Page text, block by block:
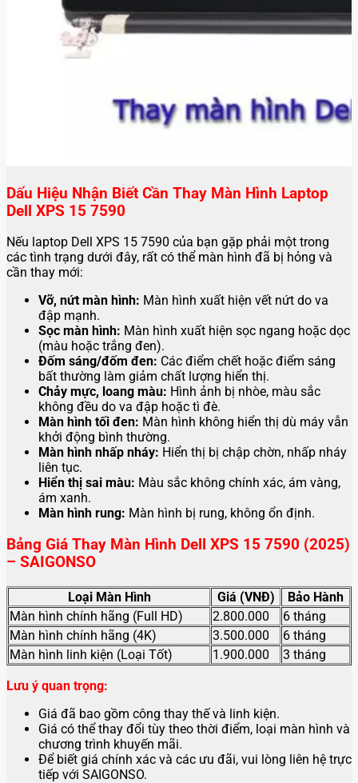
Dấu Hiệu Nhận Biết Cần Thay Màn Hình Laptop
Dell XPS 15 7590
Nếu laptop Dell XPS 15 7590 của bạn gặp phải một trong
các tình trạng dưới đây, rất có thể màn hình đã bị hỏng và
cần thay mới:
Vỡ, nứt màn hình: Màn hình xuất hiện vết nứt do va
đập mạnh.
Sọc màn hình: Màn hình xuất hiện sọc ngang hoặc dọc
(màu hoặc trắng đen).
Đốm sáng/đốm đen: Các điểm chết hoặc điểm sáng
bất thường làm giảm chất lượng hiển thị.
Chảy mực, loang màu: Hình ảnh bị nhòe, màu sắc
không đều do va đập hoặc tì đè.
Màn hình tối đen: Màn hình không hiển thị dù máy vẫn
khởi động bình thường.
Màn hình nhấp nháy: Hiển thị bị chập chờn, nhấp nháy
liên tục.
Hiển thị sai màu: Màu sắc không chính xác, ám vàng,
ám xanh.
Màn hình rung: Màn hình bị rung, không ổn định.
Bảng Giá Thay Màn Hình Dell XPS 15 7590 (2025)
– SAIGONSO
Loại Màn Hình Giá (VNĐ)
Bảo Hành
Màn hình chính hãng (Full HD)
2.800.000
6 tháng
Màn hình chính hãng (4K)
3.500.000
6 tháng
Màn hình linh kiện (Loại Tốt)
1.900.000 3 tháng
Lưu ý quan trọng:
Giá đã bao gồm công thay thế và linh kiện.
Giá có thể thay đổi tùy theo thời điểm, loại màn hình và
chương trình khuyến mãi.
Để biết giá chính xác và các ưu đãi, vui lòng liên hệ trực
tiếp với SAIGONSO.